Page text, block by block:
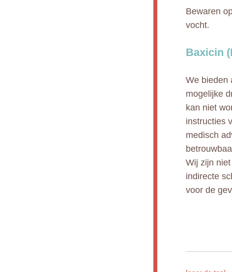
Bewaren
vocht.
Baxicin
We bieden
mogelijke
kan niet
instructies
medisch
Wij zijn
indirecte
voor de